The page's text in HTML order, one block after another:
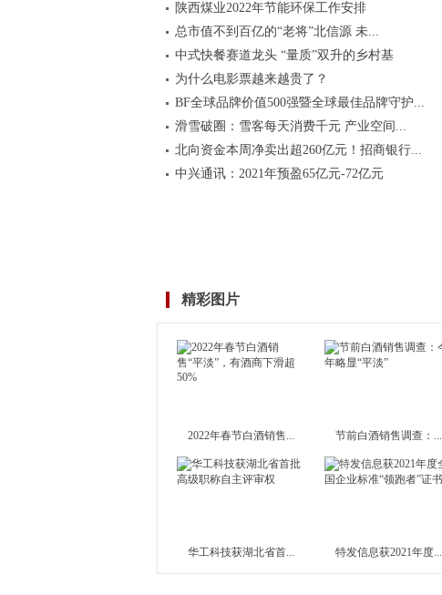
陕西煤业2022年节能环保工作安排
总市值不到百亿的“老将”北信源 未...
中式快餐赛道龙头 “量质”双升的乡村基
为什么电影票越来越贵了？
BF全球品牌价值500强暨全球最佳品牌守护...
滑雪破圈：雪客每天消费千元 产业空间...
北向资金本周净卖出超260亿元！招商银行...
中兴通讯：2021年预盈65亿元-72亿元
精彩图片
2022年春节白酒销售... 节前白酒销售调查：...
华工科技获湖北省首... 特发信息获2021年度...